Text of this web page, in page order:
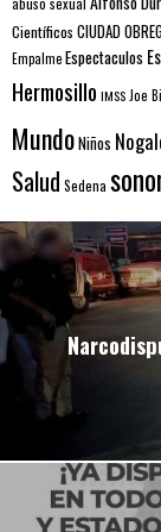
Científicos CIUDAD
EmpalmeEspectaculos
Hermosillo IMSS Joe
MundoNiños
Salud Sedena